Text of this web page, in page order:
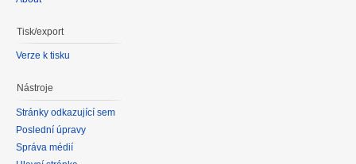
Tisk/export
Verze k tisku
Nástroje
Stránky odkazující sem
Poslední úpravy
Správa médií